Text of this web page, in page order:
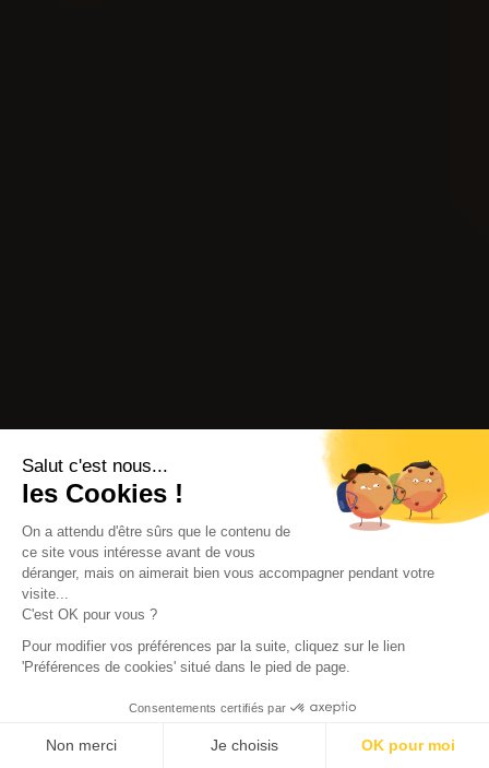
Salut c'est nous...
les Cookies !
On a attendu d'être sûrs que le contenu de
ce site vous intéresse avant de vous
déranger, mais on aimerait bien vous accompagner pendant votre
visite...
C'est OK pour vous ?
Pour modifier vos préférences par la suite, cliquez sur le lien
'Préférences de cookies' situé dans le pied de page.
Consentements certifiés par
Non merci Je choisis OK pour moi